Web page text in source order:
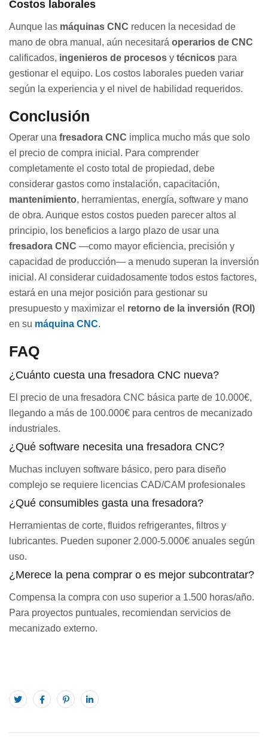
Costos laborales
Aunque las máquinas CNC reducen la necesidad de
mano de obra manual, aún necesitará operarios de CNC
calificados, ingenieros de procesos y técnicos para
gestionar el equipo. Los costos laborales pueden variar
según la experiencia y el nivel de habilidad requeridos.
Conclusión
Operar una fresadora CNC implica mucho más que solo
el precio de compra inicial. Para comprender
completamente el costo total de propiedad, debe
considerar gastos como instalación, capacitación,
mantenimiento, herramientas, energía, software y mano
de obra. Aunque estos costos pueden parecer altos al
principio, los beneficios a largo plazo de usar una
fresadora CNC —como mayor eficiencia, precisión y
capacidad de producción— a menudo superan la inversión
inicial. Al considerar cuidadosamente todos estos factores,
estará en una mejor posición para gestionar su
presupuesto y maximizar el retorno de la inversión (ROI)
en su máquina CNC.
FAQ
¿Cuánto cuesta una fresadora CNC nueva?
El precio de una fresadora CNC básica parte de 10.000€,
llegando a más de 100.000€ para centros de mecanizado
industriales.
¿Qué software necesita una fresadora CNC?
Muchas incluyen software básico, pero para diseño
complejo se requiere licencias CAD/CAM profesionales
¿Qué consumibles gasta una fresadora?
Herramientas de corte, fluidos refrigerantes, filtros y
lubricantes. Pueden suponer 2.000-5.000€ anuales según
uso.
¿Merece la pena comprar o es mejor subcontratar?
Compensa la compra con uso superior a 1.500 horas/año.
Para proyectos puntuales, recomiendan servicios de
mecanizado externo.